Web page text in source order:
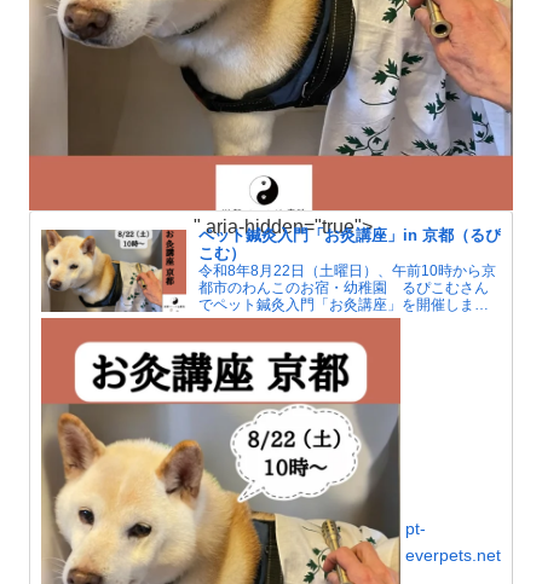
ペット鍼灸入門「お灸講座」in 京都（るぴ
こむ）
令和8年8月22日（土曜日）、午前10時から京
都市のわんこのお宿・幼稚園 るぴこむさん
でペット鍼灸入門「お灸講座」を開催しま
す。夏はエアコンによる冷えで人もペットも
自律神経が傷みがちです。お灸で血行をよく
して冷えを解消しましょう。
pt-
everpets.net
" aria-hidden="true">